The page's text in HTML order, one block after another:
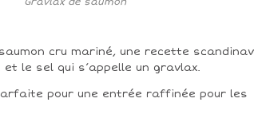
cru mariné, une recette
le sel qui s’appelle un gravlax.
pour une entrée raffinée pour les